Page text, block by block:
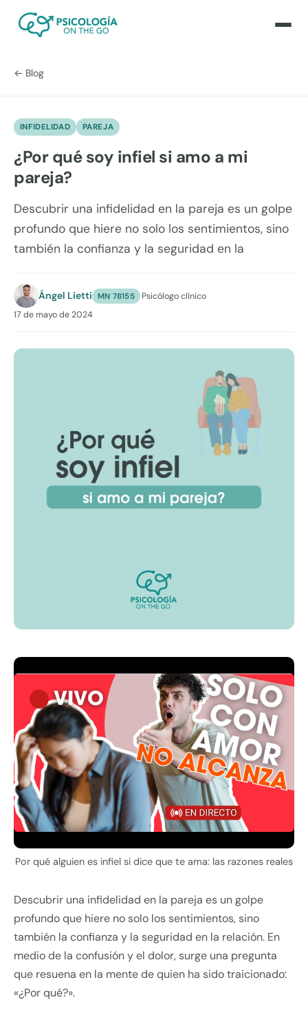
← Blog
INFIDELIDAD PAREJA
¿Por qué soy infiel si amo a mi
pareja?
Descubrir una infidelidad en la pareja es un golpe
profundo que hiere no solo los sentimientos, sino
también la confianza y la seguridad en la
Ángel Lietti MN 78155 ·Psicólogo clínico
17 de mayo de 2024
Por qué alguien es infiel si dice que te ama: las razones reales
Descubrir una infidelidad en la pareja es un golpe
profundo que hiere no solo los sentimientos, sino
también la confianza y la seguridad en la relación. En
medio de la confusión y el dolor, surge una pregunta
que resuena en la mente de quien ha sido traicionado:
«¿Por qué?».